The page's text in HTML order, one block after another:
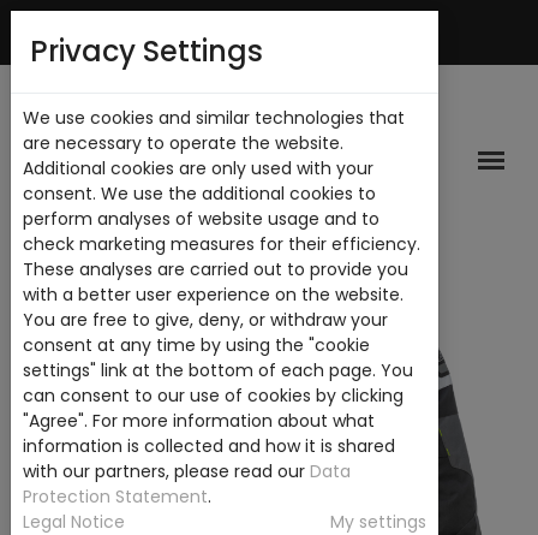
Privacy Settings
We use cookies and similar technologies that
are necessary to operate the website.
Additional cookies are only used with your
consent. We use the additional cookies to
perform analyses of website usage and to
check marketing measures for their efficiency.
These analyses are carried out to provide you
with a better user experience on the website.
You are free to give, deny, or withdraw your
consent at any time by using the "cookie
settings" link at the bottom of each page. You
can consent to our use of cookies by clicking
"Agree". For more information about what
information is collected and how it is shared
with our partners, please read our Data
Protection Statement.
Legal Notice
My settings